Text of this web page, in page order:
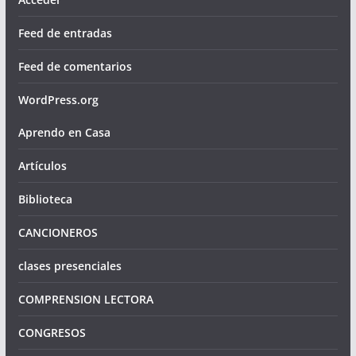
Feed de entradas
Feed de comentarios
WordPress.org
Aprendo en Casa
Artículos
Biblioteca
CANCIONEROS
clases presenciales
COMPRENSION LECTORA
CONGRESOS